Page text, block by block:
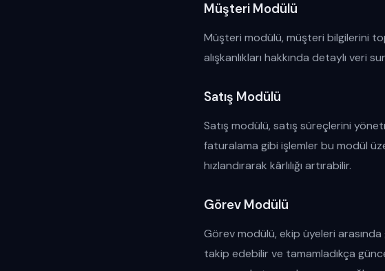
Müşteri Modülü
Müşteri modülü, müşteri bilgilerini
alışkanlıkları hakkında detaylı veri
Satış Modülü
Satış modülü, satış süreçlerini
faturalama gibi işlemler bu modül
hızlandırarak kârlılığı artırabilir.
Görev Modülü
Görev modülü, ekip üyeleri arasında
takip edebilir ve tamamladıkça